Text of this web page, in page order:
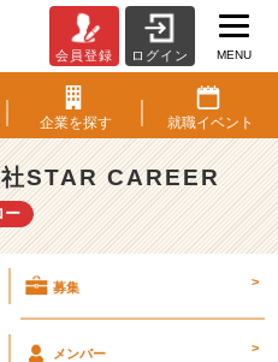
会員登録 ログイン MENU
企業を探す 就職イベント
STAR CAREER
ー
募集 >
メンバー >